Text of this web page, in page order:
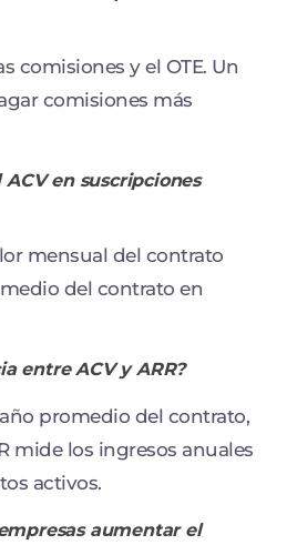
comisiones y el OTE. Un
comisiones más
ACV en suscripciones
mensual del contrato
del contrato en
entre ACV y ARR?
promedio del contrato,
mide los ingresos anuales
activos.
aumentar el